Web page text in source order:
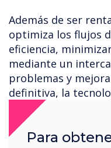
Además de ser
optimiza los flujos
eficiencia,
mediante un
problemas y
definitiva, la
entorno de trabajo
impulsa la
Para